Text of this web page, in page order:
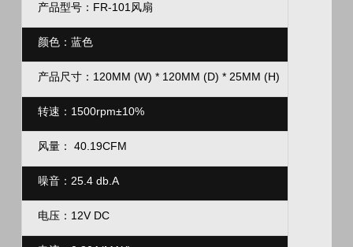
产品型号：FR-101风扇
颜色：蓝色
产品尺寸：120MM (W) * 120MM (D) * 25MM (H)
转速：1500rpm±10%
风量： 40.19CFM
噪音：25.4 db.A
电压：12V DC